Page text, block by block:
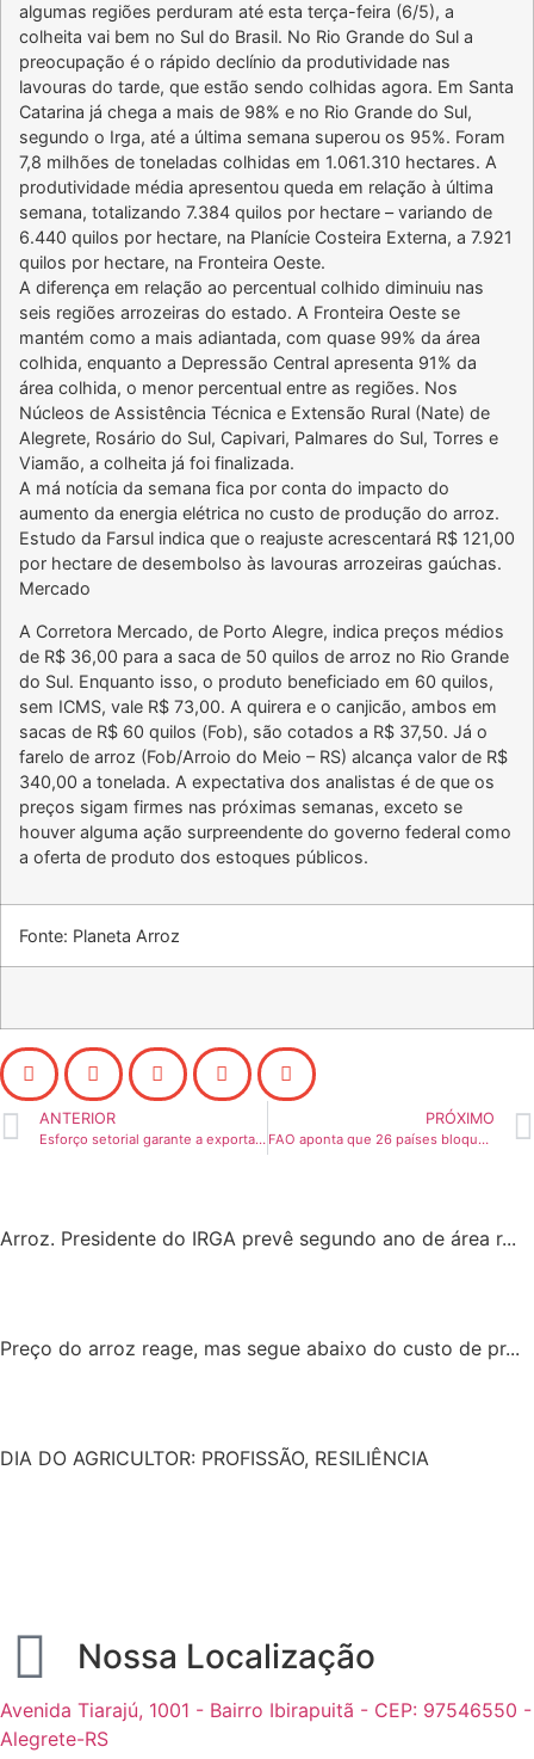
algumas regiões perduram até esta terça-feira (6/5), a
colheita vai bem no Sul do Brasil. No Rio Grande do Sul a
preocupação é o rápido declínio da produtividade nas
lavouras do tarde, que estão sendo colhidas agora. Em Santa
Catarina já chega a mais de 98% e no Rio Grande do Sul,
segundo o Irga, até a última semana superou os 95%. Foram
7,8 milhões de toneladas colhidas em 1.061.310 hectares. A
produtividade média apresentou queda em relação à última
semana, totalizando 7.384 quilos por hectare – variando de
6.440 quilos por hectare, na Planície Costeira Externa, a 7.921
quilos por hectare, na Fronteira Oeste.
A diferença em relação ao percentual colhido diminuiu nas
seis regiões arrozeiras do estado. A Fronteira Oeste se
mantém como a mais adiantada, com quase 99% da área
colhida, enquanto a Depressão Central apresenta 91% da
área colhida, o menor percentual entre as regiões. Nos
Núcleos de Assistência Técnica e Extensão Rural (Nate) de
Alegrete, Rosário do Sul, Capivari, Palmares do Sul, Torres e
Viamão, a colheita já foi finalizada.
A má notícia da semana fica por conta do impacto do
aumento da energia elétrica no custo de produção do arroz.
Estudo da Farsul indica que o reajuste acrescentará R$ 121,00
por hectare de desembolso às lavouras arrozeiras gaúchas.
Mercado
A Corretora Mercado, de Porto Alegre, indica preços médios
de R$ 36,00 para a saca de 50 quilos de arroz no Rio Grande
do Sul. Enquanto isso, o produto beneficiado em 60 quilos,
sem ICMS, vale R$ 73,00. A quirera e o canjicão, ambos em
sacas de R$ 60 quilos (Fob), são cotados a R$ 37,50. Já o
farelo de arroz (Fob/Arroio do Meio – RS) alcança valor de R$
340,00 a tonelada. A expectativa dos analistas é de que os
preços sigam firmes nas próximas semanas, exceto se
houver alguma ação surpreendente do governo federal como
a oferta de produto dos estoques públicos.
Fonte: Planeta Arroz
ANTERIOR
Esforço setorial garante a exportação de arroz
PRÓXIMO
FAO aponta que 26 países bloquearam importações após encontrar indícios transgênicos
Arroz. Presidente do IRGA prevê segundo ano de área r...
Preço do arroz reage, mas segue abaixo do custo de pr...
DIA DO AGRICULTOR: PROFISSÃO, RESILIÊNCIA
Nossa Localização
Avenida Tiarajú, 1001 - Bairro Ibirapuitã - CEP: 97546550 -
Alegrete-RS